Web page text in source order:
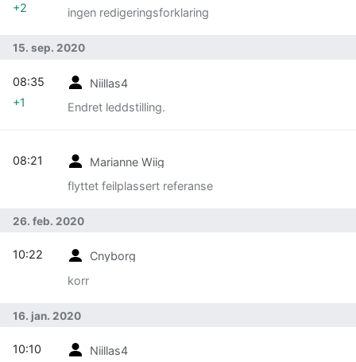
ingen redigeringsforklaring
+2
15. sep. 2020
Niillas4
Endret leddstilling.
08:35
+1
Marianne Wiig
flyttet feilplassert referanse
08:21
26. feb. 2020
Cnyborg
korr
10:22
16. jan. 2020
Niillas4
10:10